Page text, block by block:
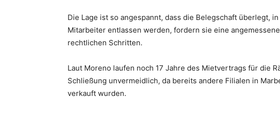
Die Lage ist so angespannt, dass die Belegschaft überlegt,
Mitarbeiter entlassen werden, fordern sie eine
rechtlichen Schritten.
Laut Moreno laufen noch 17 Jahre des Mietvertrags für die
Schließung unvermeidlich, da bereits andere Filialen in
verkauft wurden.